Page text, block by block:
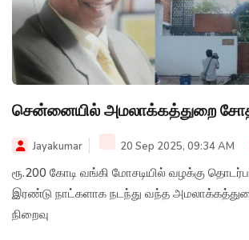
சென்னையில் அமலாக்கத்துறை
Jayakumar 20 Sep 2025, 09:34 AM
ரூ.200 கோடி வங்கி மோசடியில் வழக்கு
இரண்டு நாட்களாக நடந்து வந்த
நிறைவு